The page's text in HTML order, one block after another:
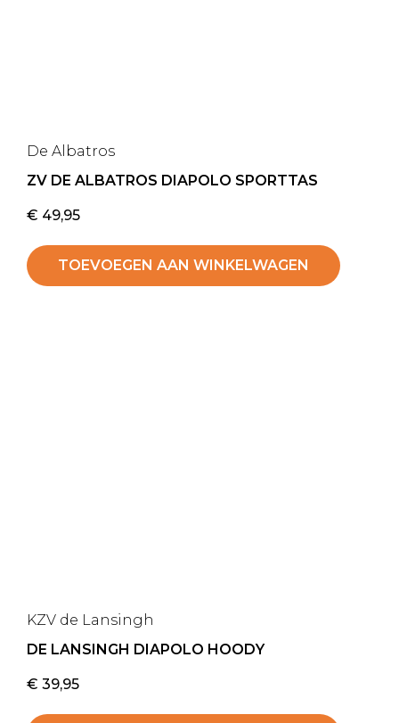
De Albatros
ZV DE ALBATROS DIAPOLO SPORTTAS
€ 49,95
TOEVOEGEN AAN WINKELWAGEN
KZV de Lansingh
DE LANSINGH DIAPOLO HOODY
€ 39,95